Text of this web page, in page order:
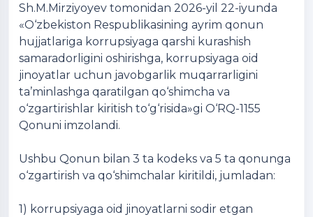
Sh.M.Mirziyoyev tomonidan 2026-yil 22-iyunda
«O‘zbekiston Respublikasining ayrim qonun
hujjatlariga korrupsiyaga qarshi kurashish
samaradorligini oshirishga, korrupsiyaga oid
jinoyatlar uchun javobgarlik muqarrarligini
ta’minlashga qaratilgan qo‘shimcha va
o‘zgartirishlar kiritish to‘g‘risida»gi O‘RQ-1155
Qonuni imzolandi.
Ushbu Qonun bilan 3 ta kodeks va 5 ta qonunga
o‘zgartirish va qo‘shimchalar kiritildi, jumladan:
1) korrupsiyaga oid jinoyatlarni sodir etgan